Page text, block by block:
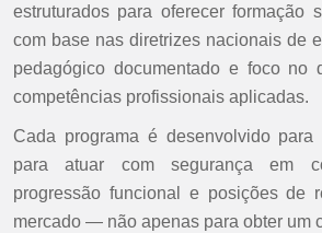
estruturados para oferecer formação
com base nas diretrizes nacionais de
pedagógico documentado e foco no
competências profissionais aplicadas.
Cada programa é desenvolvido para
para atuar com segurança em
progressão funcional e posições de
mercado — não apenas para obter um